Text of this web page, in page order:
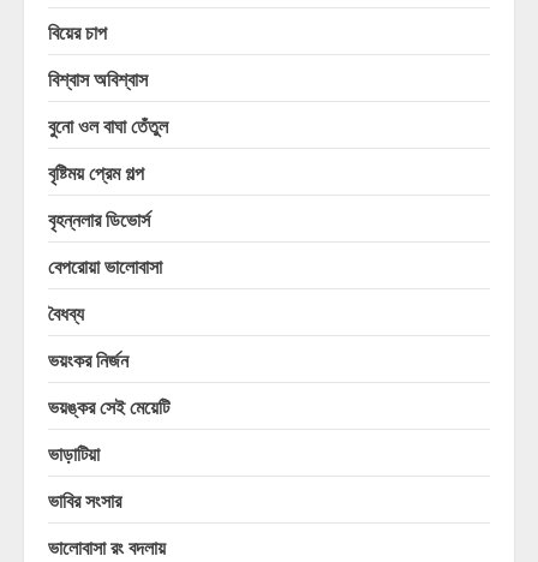
বিয়ের চাপ
বিশ্বাস অবিশ্বাস
বুনো ওল বাঘা তেঁতুল
বৃষ্টিময় প্রেম গল্প
বৃহন্নলার ডিভোর্স
বেপরোয়া ভালোবাসা
বৈধব্য
ভয়ংকর নির্জন
ভয়ঙ্কর সেই মেয়েটি
ভাড়াটিয়া
ভাবির সংসার
ভালোবাসা রং বদলায়